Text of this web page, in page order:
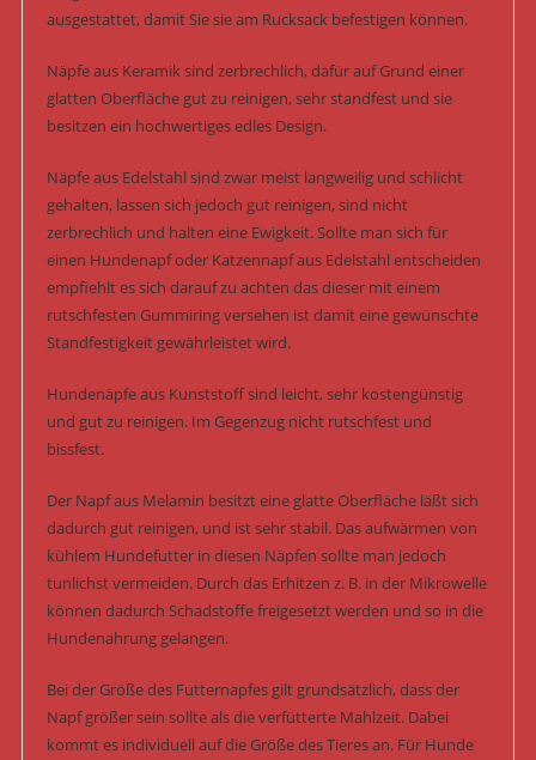
ausgestattet, damit Sie sie am Rucksack befestigen können.
Näpfe aus Keramik sind zerbrechlich, dafür auf Grund einer
glatten Oberfläche gut zu reinigen, sehr standfest und sie
besitzen ein hochwertiges edles Design.
Näpfe aus Edelstahl sind zwar meist langweilig und schlicht
gehalten, lassen sich jedoch gut reinigen, sind nicht
zerbrechlich und halten eine Ewigkeit. Sollte man sich für
einen Hundenapf oder Katzennapf aus Edelstahl entscheiden
empfiehlt es sich darauf zu achten das dieser mit einem
rutschfesten Gummiring versehen ist damit eine gewünschte
Standfestigkeit gewährleistet wird.
Hundenäpfe aus Kunststoff sind leicht, sehr kostengünstig
und gut zu reinigen. Im Gegenzug nicht rutschfest und
bissfest.
Der Napf aus Melamin besitzt eine glatte Oberfläche läßt sich
dadurch gut reinigen, und ist sehr stabil. Das aufwärmen von
kühlem Hundefutter in diesen Näpfen sollte man jedoch
tunlichst vermeiden. Durch das Erhitzen z. B. in der Mikrowelle
können dadurch Schadstoffe freigesetzt werden und so in die
Hundenahrung gelangen.
Bei der Größe des Futternapfes gilt grundsätzlich, dass der
Napf größer sein sollte als die verfütterte Mahlzeit. Dabei
kommt es individuell auf die Größe des Tieres an. Für Hunde